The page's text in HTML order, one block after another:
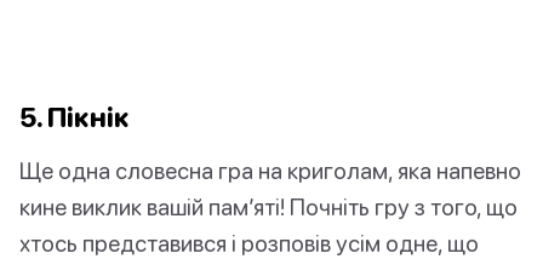
5. Пікнік
Ще одна словесна гра на криголам, яка напевно
кине виклик вашій пам’яті! Почніть гру з того, що
хтось представився і розповів усім одне, що